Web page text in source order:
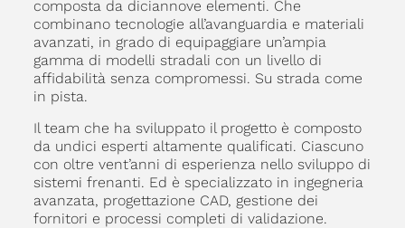
composta da diciannove elementi. Che
combinano tecnologie all’avanguardia e materiali
avanzati, in grado di equipaggiare un’ampia
gamma di modelli stradali con un livello di
affidabilità senza compromessi. Su strada come
in pista.
Il team che ha sviluppato il progetto è composto
da undici esperti altamente qualificati. Ciascuno
con oltre vent’anni di esperienza nello sviluppo di
sistemi frenanti. Ed è specializzato in ingegneria
avanzata, progettazione CAD, gestione dei
fornitori e processi completi di validazione.